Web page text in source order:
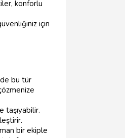
konforlu
için
bu tür
taşıyabilir.
bir ekiple